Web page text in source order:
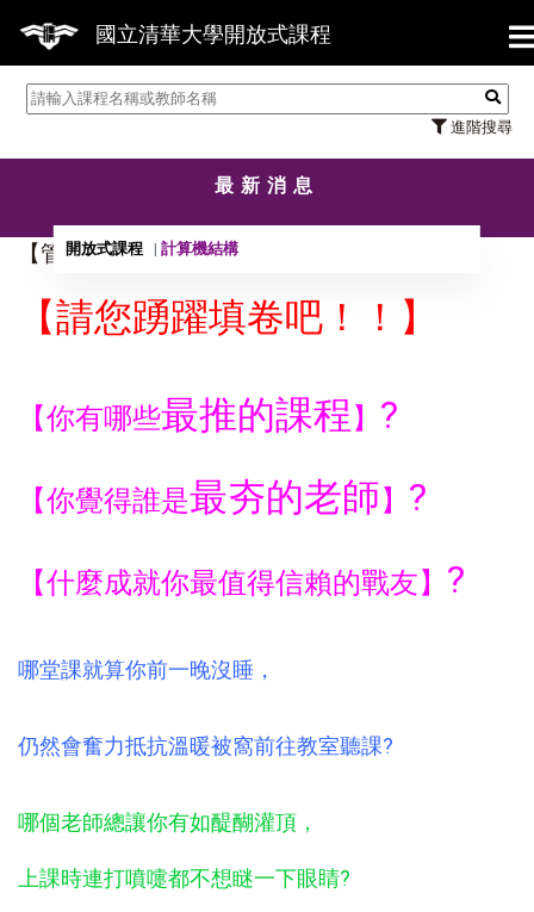
國立清華大學開放式課程
進階搜尋
最新消息
開放式課程 計算機結構
【管理】傾聽您的心聲，請您踴躍填卷！！
【請您踴躍填卷吧！！ 】
【你有哪些最推的課程】 ?
【你覺得誰是最夯的老師】 ?
【什麼成就你最值得信賴的戰友】 ?
哪堂課就算你前一晚沒睡，
仍然會奮力抵抗溫暖被窩前往教室聽課?
哪個老師總讓你有如醍醐灌頂，
上課時連打噴嚏都不想瞇一下眼睛?